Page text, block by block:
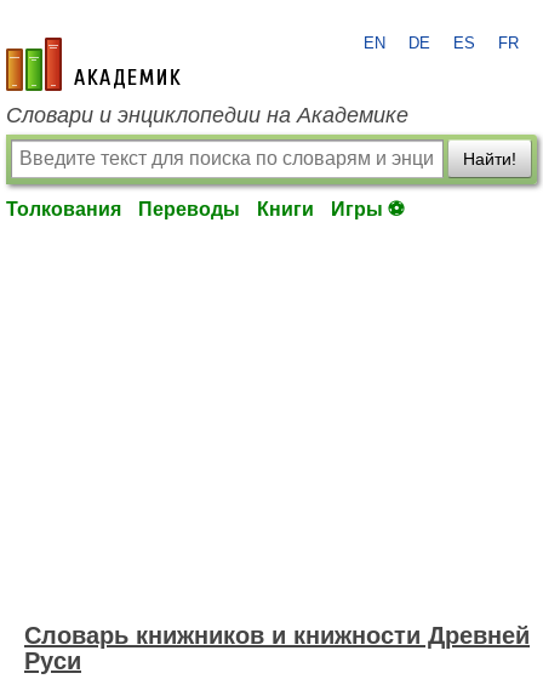
academic.ru
EN DE ES FR
Словари и энциклопедии на Академике
Найти!
Толкования Переводы Книги Игры ⚽
Словарь книжников и книжности Древней
Руси